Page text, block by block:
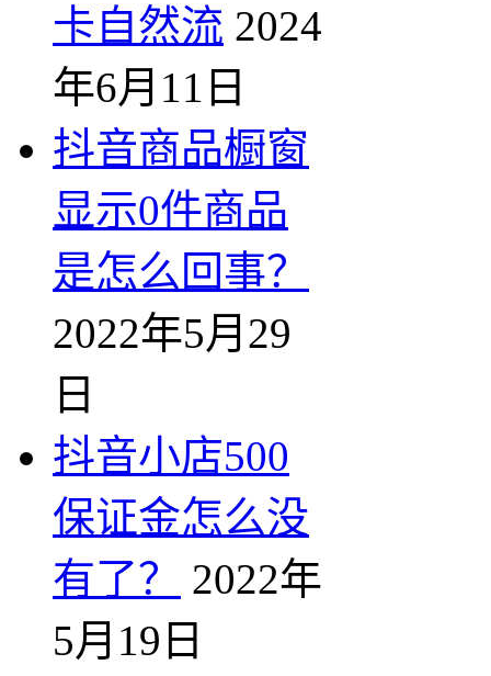
卡自然流 2024
年6月11日
抖音商品橱窗
显示0件商品
是怎么回事？
2022年5月29
日
抖音小店500
保证金怎么没
有了？
2022年
5月19日